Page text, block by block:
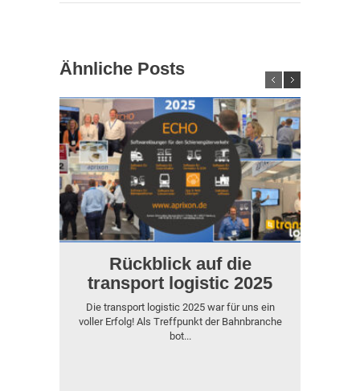
Ähnliche Posts
Rückblick auf die
transport logistic 2025
Die transport logistic 2025 war für uns ein
voller Erfolg! Als Treffpunkt der Bahnbranche
bot...